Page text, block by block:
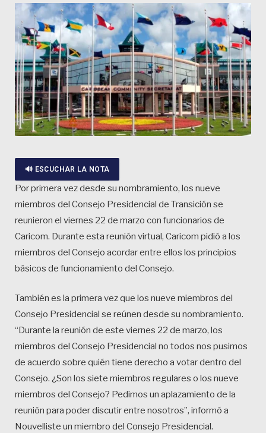
🔊 ESCUCHAR LA NOTA
Por primera vez desde su nombramiento, los nueve
miembros del Consejo Presidencial de Transición se
reunieron el viernes 22 de marzo con funcionarios de
Caricom. Durante esta reunión virtual, Caricom pidió a los
miembros del Consejo acordar entre ellos los principios
básicos de funcionamiento del Consejo.
También es la primera vez que los nueve miembros del
Consejo Presidencial se reúnen desde su nombramiento.
“Durante la reunión de este viernes 22 de marzo, los
miembros del Consejo Presidencial no todos nos pusimos
de acuerdo sobre quién tiene derecho a votar dentro del
Consejo. ¿Son los siete miembros regulares o los nueve
miembros del Consejo? Pedimos un aplazamiento de la
reunión para poder discutir entre nosotros”, informó a
Nouvelliste un miembro del Consejo Presidencial.